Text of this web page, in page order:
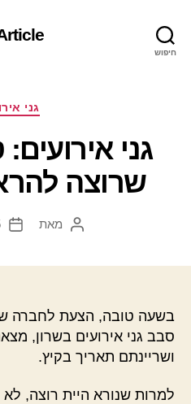
חיפוש
גני
גני
שרוצה
המחבר
מאת
בשעה טובה, הצעת לחברה
סבב גני אירועים בשרון,
ושריינתם תאריך בקיץ.
למרות שנורא היית רוצה,